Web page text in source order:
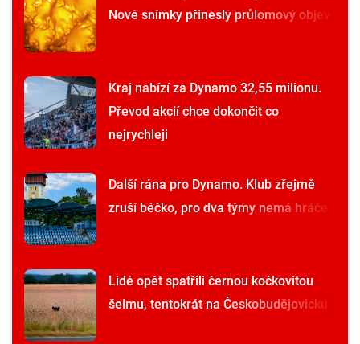
Nové snímky přinesly průlomový objev
Kraj nabízí za Dynamo 32,55 milionu.
Převod akcií chce dokončit co
nejrychleji
Další rána pro Dynamo. Klub zřejmě
zruší béčko, pro dva týmy nemá hráče
Lidé opět spatřili černou kočkovitou
šelmu, tentokrát na Českobudějovicku